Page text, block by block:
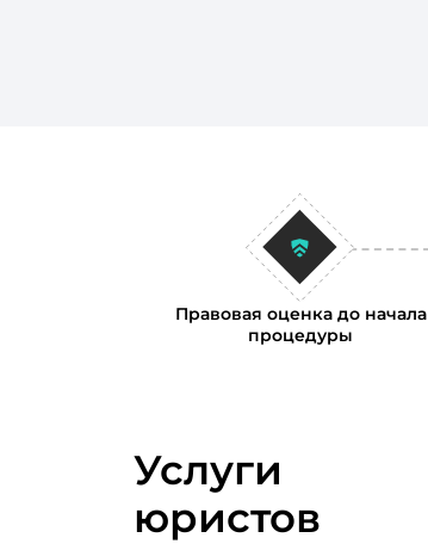
Правовая оценка до начала
процедуры
Услуги
юристов